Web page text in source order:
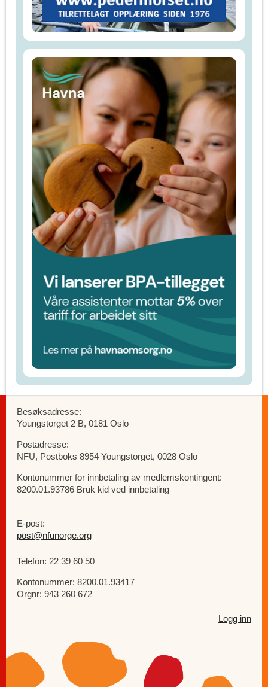
Besøksadresse:
Youngstorget 2 B, 0181 Oslo
Postadresse:
NFU, Postboks 8954 Youngstorget, 0028 Oslo
Kontonummer for innbetaling av medlemskontingent:
8200.01.93786 Bruk kid ved innbetaling
E-post:
post@nfunorge.org
Telefon: 22 39 60 50
Kontonummer: 8200.01.93417
Orgnr: 943 260 672
Logg inn